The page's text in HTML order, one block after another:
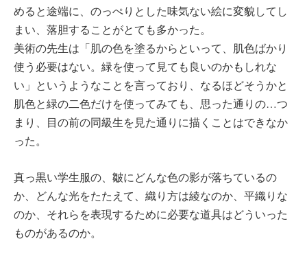
めると途端に、のっぺりとした味気ない絵に変貌してし
まい、落胆することがとても多かった。
美術の先生は「肌の色を塗るからといって、肌色ばかり
使う必要はない。緑を使って見ても良いのかもしれな
い」というようなことを言っており、なるほどそうかと
肌色と緑の二色だけを使ってみても、思った通りの…つ
まり、目の前の同級生を見た通りに描くことはできなか
った。
真っ黒い学生服の、皺にどんな色の影が落ちているの
か、どんな光をたたえて、織り方は綾なのか、平織りな
のか、それらを表現するために必要な道具はどういった
ものがあるのか。